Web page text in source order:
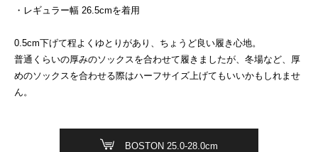
・レギュラー幅 26.5cmを着用
0.5cm下げて程よくゆとりがあり、ちょうど良い履き心地。
普通くらいの厚みのソックスを合わせて履きましたが、冬場など、厚
めのソックスを合わせる際はハーフサイズ上げてもいいかもしれませ
ん。
BOSTON 25.0-28.0cm